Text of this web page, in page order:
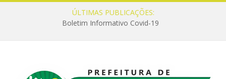
ÚLTIMAS PUBLICAÇÕES:
Boletim Informativo Covid-19